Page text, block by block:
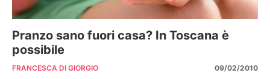
Pranzo sano fuori casa? In Toscana è
possibile
FRANCESCA DI GIORGIO 09/02/2010